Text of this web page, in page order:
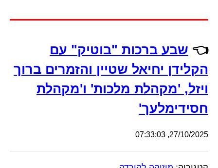
👈 שבע ברכות "בוטיק" עם
הקלידן יחיאל שטיין והזמרים ברוך
ויזל, 'מקהלת מלכות' ו'מקהלת
חסידימלעך'
27/10/2025, 07:33:03